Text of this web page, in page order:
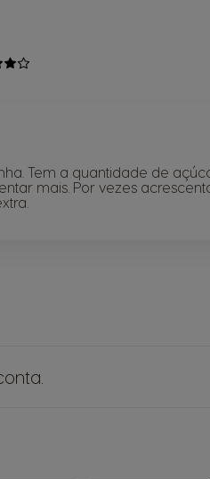
Tem a quantidade de
mais. Por vezes